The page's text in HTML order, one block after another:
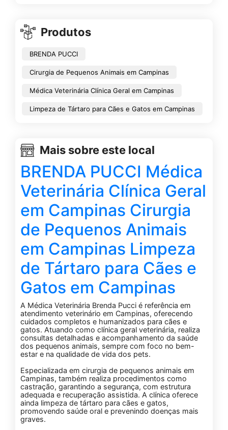
Produtos
BRENDA PUCCI
Cirurgia de Pequenos Animais em Campinas
Médica Veterinária Clínica Geral em Campinas
Limpeza de Tártaro para Cães e Gatos em Campinas
Mais sobre este local
BRENDA PUCCI Médica
Veterinária Clínica Geral
em Campinas Cirurgia
de Pequenos Animais
em Campinas Limpeza
de Tártaro para Cães e
Gatos em Campinas
A Médica Veterinária Brenda Pucci é referência em
atendimento veterinário em Campinas, oferecendo
cuidados completos e humanizados para cães e
gatos. Atuando como clínica geral veterinária, realiza
consultas detalhadas e acompanhamento da saúde
dos pequenos animais, sempre com foco no bem-
estar e na qualidade de vida dos pets.
Especializada em cirurgia de pequenos animais em
Campinas, também realiza procedimentos como
castração, garantindo a segurança, com estrutura
adequada e recuperação assistida. A clínica oferece
ainda limpeza de tártaro para cães e gatos,
promovendo saúde oral e prevenindo doenças mais
graves.